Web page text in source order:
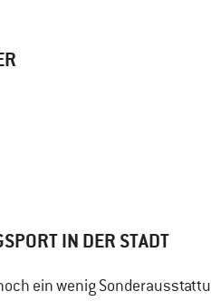
IN DER STADT
ein wenig